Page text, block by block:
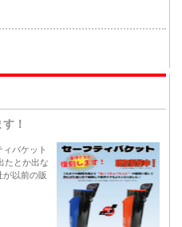
！
バケット
たとか出な
以前の販